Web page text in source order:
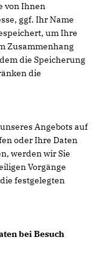
von Ihnen
ggf. Ihr Name
um Ihre
Zusammenhang
die Speicherung
die
Angebots auf
oder Ihre Daten
werden wir Sie
Vorgänge
festgelegten
bei Besuch